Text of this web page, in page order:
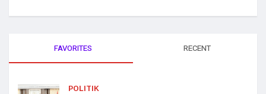
FAVORITES RECENT
POLITIK